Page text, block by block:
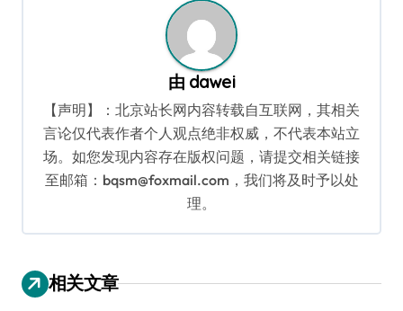
由 dawei
【声明】：北京站长网内容转载自互联网，其相关
言论仅代表作者个人观点绝非权威，不代表本站立
场。如您发现内容存在版权问题，请提交相关链接
至邮箱：bqsm@foxmail.com，我们将及时予以处
理。
相关文章